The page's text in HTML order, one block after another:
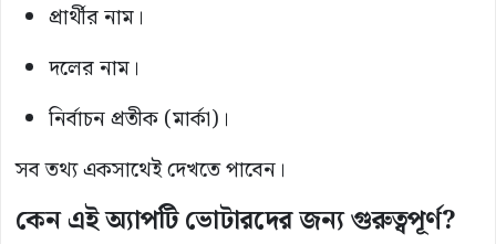
প্রার্থীর নাম।
দলের নাম।
নির্বাচন প্রতীক (মার্কা)।
সব তথ্য একসাথেই দেখতে পাবেন।
কেন এই অ্যাপটি ভোটারদের জন্য গুরুত্বপূর্ণ?